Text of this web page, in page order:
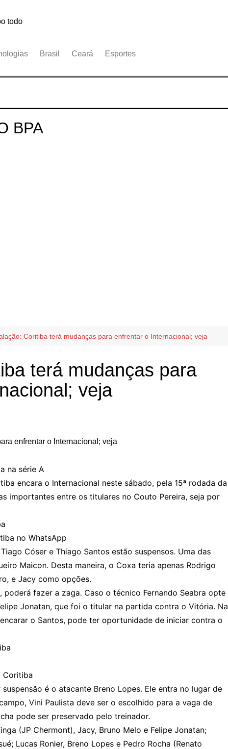
Brasil Ceará Esportes
BPA
Coritiba terá mudanças para enfrentar o Internacional; veja
terá mudanças para
veja
na série A
encara o Internacional neste sábado, pela 15ª rodada da
importantes entre os titulares no Couto Pereira, seja por
no WhatsApp
Cóser e Thiago Santos estão suspensos. Uma das
Maicon. Desta maneira, o Coxa teria apenas Rodrigo
e Jacy como opções.
poderá fazer a zaga. Caso o técnico Fernando Seabra opte
Jonatan, que foi o titular na partida contra o Vitória. Na
o Santos, pode ter oportunidade de iniciar contra o
Coritiba
é o atacante Breno Lopes. Ele entra no lugar de
Vini Paulista deve ser o escolhido para a vaga de
pode ser preservado pelo treinador.
(JP Chermont), Jacy, Bruno Melo e Felipe Jonatan;
Lucas Ronier, Breno Lopes e Pedro Rocha (Renato